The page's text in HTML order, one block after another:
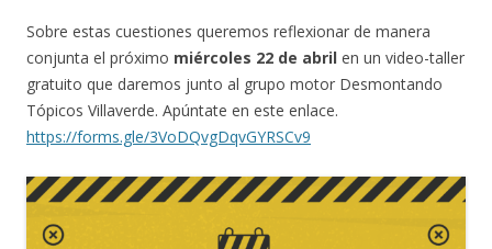
Sobre estas cuestiones queremos reflexionar de manera
conjunta el próximo miércoles 22 de abril en un video-taller
gratuito que daremos junto al grupo motor Desmontando
Tópicos Villaverde. Apúntate en este enlace.
https://forms.gle/3VoDQvgDqvGYRSCv9